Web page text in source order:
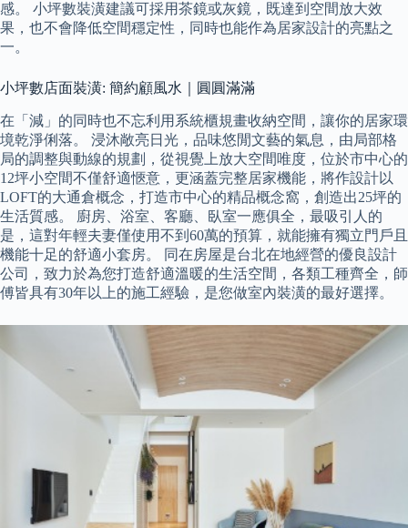
感。 小坪數裝潢建議可採用茶鏡或灰鏡，既達到空間放大效
果，也不會降低空間穩定性，同時也能作為居家設計的亮點之
一。
小坪數店面裝潢: 簡約顧風水｜圓圓滿滿
在「減」的同時也不忘利用系統櫃規畫收納空間，讓你的居家環
境乾淨俐落。 浸沐敞亮日光，品味悠閒文藝的氣息，由局部格
局的調整與動線的規劃，從視覺上放大空間唯度，位於市中心的
12坪小空間不僅舒適愜意，更涵蓋完整居家機能，將作設計以
LOFT的大通倉概念，打造市中心的精品概念窩，創造出25坪的
生活質感。 廚房、浴室、客廳、臥室一應俱全，最吸引人的
是，這對年輕夫妻僅使用不到60萬的預算，就能擁有獨立門戶且
機能十足的舒適小套房。 同在房屋是台北在地經營的優良設計
公司，致力於為您打造舒適溫暖的生活空間，各類工種齊全，師
傅皆具有30年以上的施工經驗，是您做室內裝潢的最好選擇。